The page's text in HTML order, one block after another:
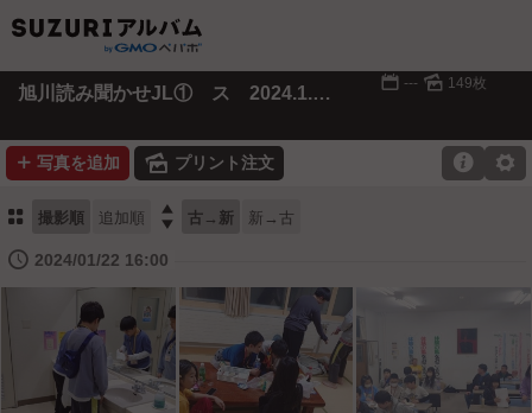
旭川読み聞かせJL① ス 2024.1.20-21 📅 --- 🌄 149枚
➕ 写真を追加 🌄 プリント注文 ⚙

⚏ 撮影順 追加順  古→新 新→古
🕔 2024/01/22 16:00